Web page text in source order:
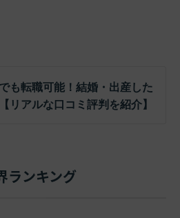
も転職可能！結婚・出産した
リアルな口コミ評判を紹介】
ランキング